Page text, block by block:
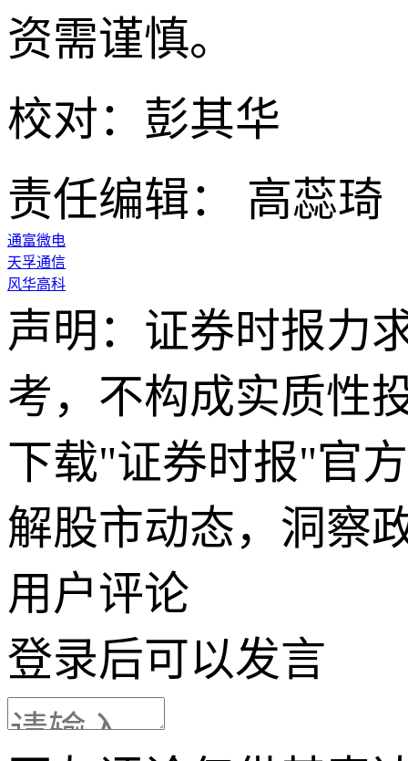
资需谨慎。
校对：彭其华
责任编辑： 高蕊琦
通富微电
天孚通信
风华高科
声明：证券时报力
考，不构成实质性
下载"证券时报"官
解股市动态，洞察
用户评论
登录后可以发言